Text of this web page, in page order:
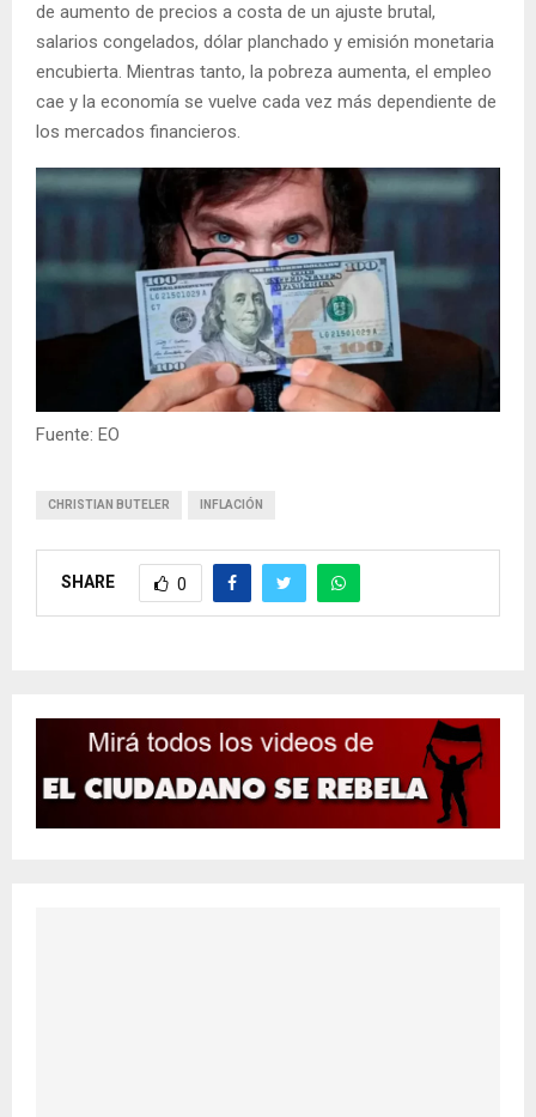
de aumento de precios a costa de un ajuste brutal,
salarios congelados, dólar planchado y emisión monetaria
encubierta. Mientras tanto, la pobreza aumenta, el empleo
cae y la economía se vuelve cada vez más dependiente de
los mercados financieros.
Fuente: EO
CHRISTIAN BUTELER INFLACIÓN
SHARE 0